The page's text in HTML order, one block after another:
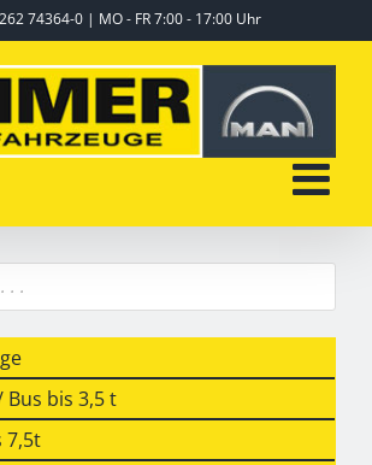
74364-0 | MO - FR 7:00 - 17:00 Uhr
Bus bis 3,5 t
7,5t